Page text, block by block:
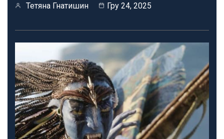
Тетяна Гнатишин Гру 24, 2025